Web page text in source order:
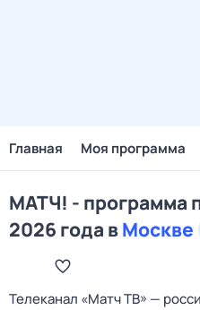
Главная Моя программа
МАТЧ! - программа
2026 года вМоскве
Телеканал «Матч ТВ» —